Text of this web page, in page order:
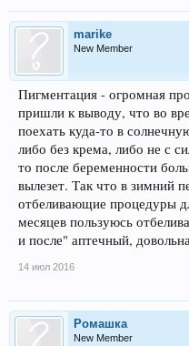
marike
New Member
Пигментация - огромная
пришли к выводу, что во
поехать куда-то в
либо без крема, либо не с
то после беременности
вылезет. Так что в зимний
отбеливающие процедуры
месяцев пользуюсь
и после" аптечный,
14 июл 2016
Ромашка
New Member